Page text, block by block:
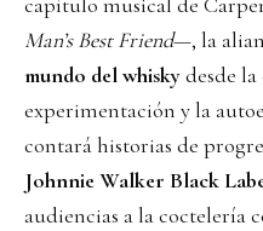
Man’s Best Friend—, la
mundo del whiskydesde
experimentación y la
contará historias de
Johnnie Walker Black
audiencias a la coctelería